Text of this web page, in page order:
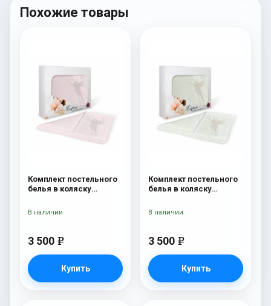
Похожие товары
Комплект постельного
белья в коляску
предметов Бант
3 500 e
Купить
В наличии
Комплект постельного
белья в коляску
предметов Бант
3 500 e
Купить
В наличии